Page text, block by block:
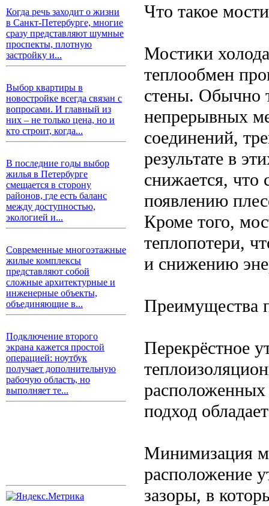
Когда речь заходит о жизни
в Санкт-Петербурге, многие
сразу представляют шумные
проспекты, плотную
застройку и...
Выбор квартиры в
новостройке всегда связан с
вопросами. И главный из
них – не только цена, но и
кто строит, когда...
В последние годы выбор
жилья в Петербурге
смещается в сторону
районов, где есть баланс
между доступностью,
экологией и...
Современные многоэтажные
жилые комплексы
представляют собой
сложные архитектурные и
инженерные объекты,
объединяющие в...
Подключение второго
экрана кажется простой
операцией: ноутбук
получает дополнительную
рабочую область, но
выполняет те...
Что такое
Мостики
теплообмен
стены. Обычно
непрерывных
соединений,
результате в
снижается, что
появлению
Кроме того,
теплопотери,
и снижению
Преимущества
Перекрёстное
расположенных
подход
Минимизация
расположение
зазоры, в